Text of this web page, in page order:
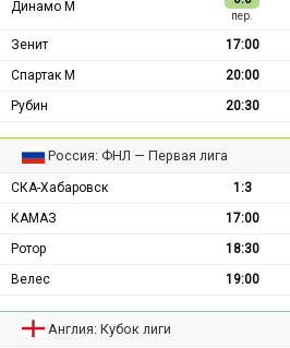
Динамо М
пер.
Зенит 17:00
Спартак М
20:00
Рубин
20:30
Россия: ФНЛ — Первая лига
СКА-Хабаровск 1:3
КАМАЗ
17:00
Ротор
18:30
Велес
19:00
Англия: Кубок лиги